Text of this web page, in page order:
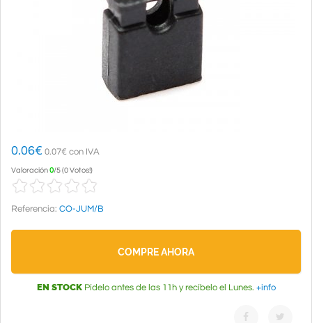
0.06€ 0.07€ con IVA
Valoración0/5(0 Votos!)
Referencia: CO-JUM/B
COMPRE AHORA
EN STOCKPídelo antes de las 11h y recíbelo el Lunes. +info